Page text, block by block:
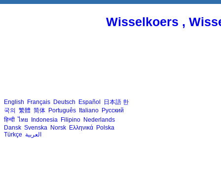
Wisselkoers ,
English Français Deutsch Español 日本語 한
국의 繁體 简体 Português Italiano Русский
हिन्दी ไทย Indonesia Filipino Nederlands
Dansk Svenska Norsk Ελληνικά Polska
Türkçe العربية